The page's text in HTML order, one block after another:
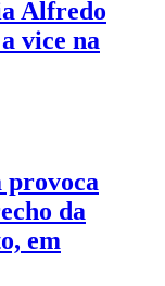
Alfredo
vice na
provoca
da
em